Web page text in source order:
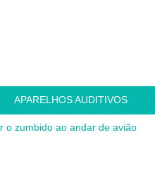
APARELHOS AUDITIVOS
o zumbido ao andar de avião